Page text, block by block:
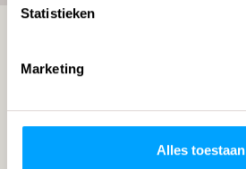
Statistieken
Marketing
Alles toestaan
Support
Onderhoud